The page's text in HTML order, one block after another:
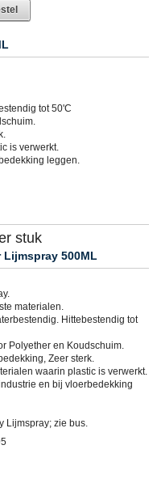
tot 50'C
is verwerkt.
leggen.
stuk
500ML
materialen.
Hittebestendig tot
Polyether en Koudschuim.
Zeer sterk.
waarin plastic is verwerkt.
en bij vloerbedekking
Lijmspray; zie bus.